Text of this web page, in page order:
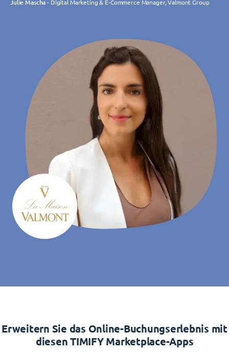
Julie Mascha - Digital Marketing & E-Commerce Manager, Valmont Group
Erweitern Sie das Online-Buchungserlebnis mit
diesen TIMIFY Marketplace-Apps